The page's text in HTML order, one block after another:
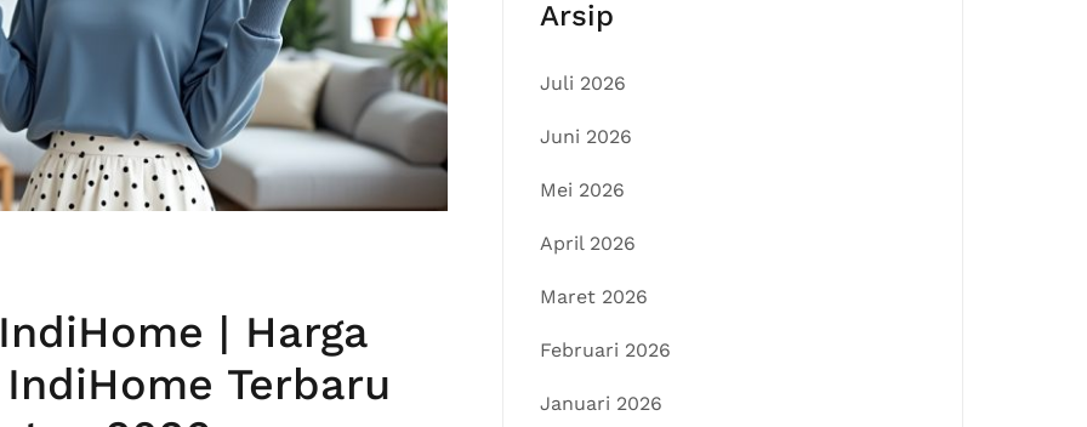
| Harga
Terbaru
Arsip
Juli 2026
Juni 2026
Mei 2026
April 2026
Maret 2026
Februari 2026
Januari 2026